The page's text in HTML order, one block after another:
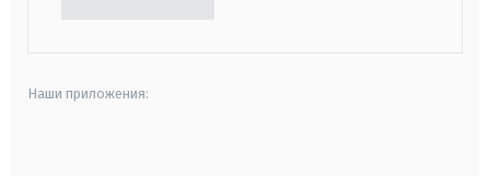
Наши приложения: